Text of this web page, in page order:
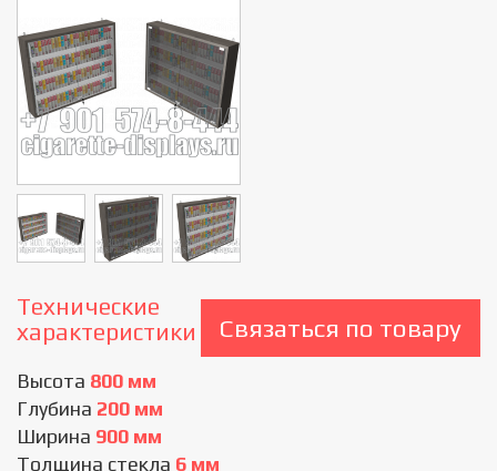
Cigarette
Связаться по товару
Технические
характеристики
Высота 800 мм
Глубина 200 мм
Ширина 900 мм
Толщина стекла 6 мм